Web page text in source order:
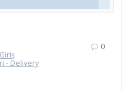
- Delivery
0